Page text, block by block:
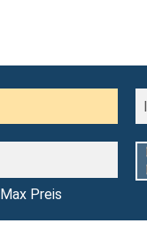
Max Preis